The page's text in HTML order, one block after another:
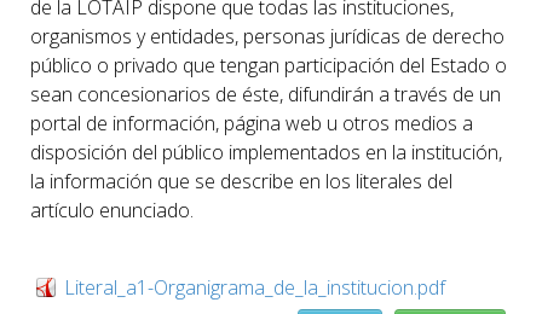
de la LOTAIP dispone que todas las instituciones,
organismos y entidades, personas jurídicas de derecho
público o privado que tengan participación del Estado o
sean concesionarios de éste, difundirán a través de un
portal de información, página web u otros medios a
disposición del público implementados en la institución,
la información que se describe en los literales del
artículo enunciado.
Literal_a1-Organigrama_de_la_institucion.pdf